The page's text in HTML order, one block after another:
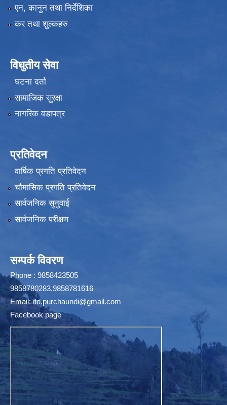
एन, कानुन तथा निर्देशिका
कर तथा शुल्कहरु
विधुतीय सेवा
घटना दर्ता
सामाजिक सुरक्षा
नागरिक वडापत्र
प्रतिवेदन
वार्षिक प्रगति प्रतिवेदन
चौमासिक प्रगति प्रतिवेदन
सार्वजनिक सुनुवाई
सार्वजनिक परीक्षण
सम्पर्क विवरण
Phone : 9858423505
9858780283,9858781616
Email:ito.purchaundi@gmail.com
Facebook page